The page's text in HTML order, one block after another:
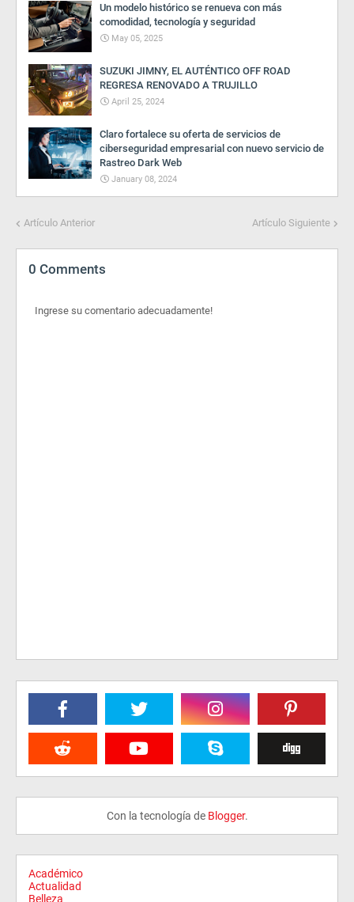
Un modelo histórico se renueva con más
comodidad, tecnología y seguridad
May 05, 2025
SUZUKI JIMNY, EL AUTÉNTICO OFF ROAD
REGRESA RENOVADO A TRUJILLO
April 25, 2024
Claro fortalece su oferta de servicios de
ciberseguridad empresarial con nuevo servicio de
Rastreo Dark Web
January 08, 2024
Artículo Anterior Artículo Siguiente
0 Comments
Ingrese su comentario adecuadamente!
Con la tecnología de Blogger.
Académico
Actualidad
Belleza